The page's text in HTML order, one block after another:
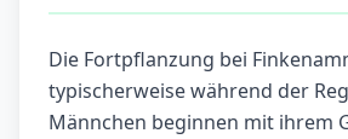
Die Fortpflanzung bei
typischerweise während der
Männchen beginnen mit ihrem